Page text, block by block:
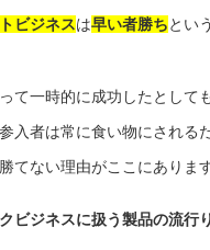
ビジネスは早い者勝ちとい
て一時的に成功したとして
入者は常に食い物にされる
てない理由がここにあります
ビジネスに扱う製品の流行